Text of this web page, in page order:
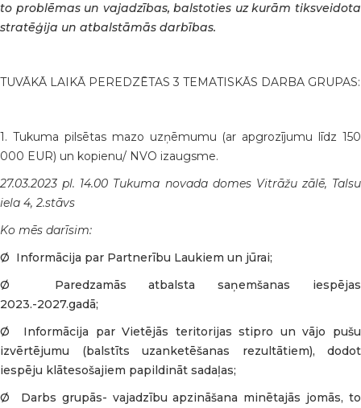
to problēmas un vajadzības, balstoties uz kurām tiksveidota
stratēģija un atbalstāmās darbības.
TUVĀKĀ LAIKĀ PEREDZĒTAS 3 TEMATISKĀS DARBA GRUPAS:
1. Tukuma pilsētas mazo uzņēmumu (ar apgrozījumu līdz 150
000 EUR) un kopienu/ NVO izaugsme.
27.03.2023 pl. 14.00 Tukuma novada domes Vitrāžu zālē, Talsu
iela 4, 2.stāvs
Ko mēs darīsim:
Ø Informācija par Partnerību Laukiem un jūrai;
Ø Paredzamās atbalsta saņemšanas iespējas
2023.-2027.gadā;
Ø Informācija par Vietējās teritorijas stipro un vājo pušu
izvērtējumu (balstīts uzanketēšanas rezultātiem), dodot
iespēju klātesošajiem papildināt sadaļas;
Ø Darbs grupās- vajadzību apzināšana minētajās jomās, to